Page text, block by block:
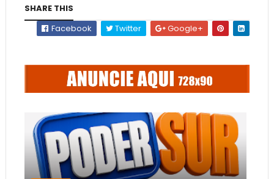
SHARE THIS
Facebook
Twitter Google+